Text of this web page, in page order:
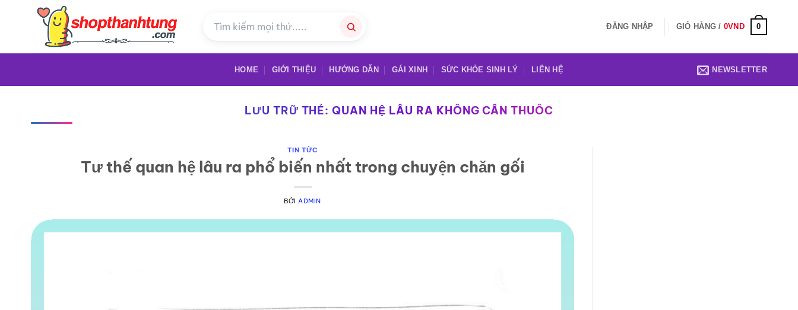
dung
ĐĂNG NHẬP GIỎ HÀNG / 0VND 0
HOME GIỚI THIỆU HƯỚNG DẪN GÁI XINH SỨC KHỎE SINH LÝ LIÊN HỆ NEWSLETTER
LƯU TRỮ THẺ:QUAN HỆ LÂU RA KHÔNG CẦN THUỐC
TIN TỨC
Tư thế quan hệ lâu ra phổ biến nhất trong chuyện chăn gối
BỞI ADMIN